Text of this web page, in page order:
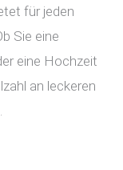
für jeden
Sie eine
eine Hochzeit
an leckeren